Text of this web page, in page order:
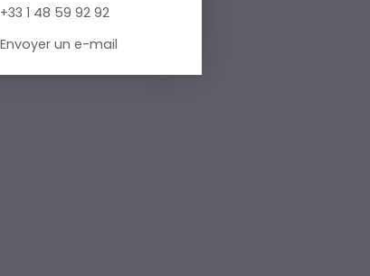
+33 1 48 59 92 92
Envoyer un e-mail